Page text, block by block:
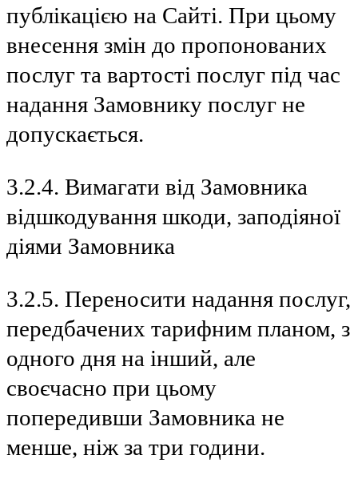
публікацією на Сайті. При цьому
внесення змін до пропонованих
послуг та вартості послуг під час
надання Замовнику послуг не
допускається.
3.2.4. Вимагати від Замовника
відшкодування шкоди, заподіяної
діями Замовника
3.2.5. Переносити надання послуг,
передбачених тарифним планом, з
одного дня на інший, але
своєчасно при цьому
попередивши Замовника не
менше, ніж за три години.